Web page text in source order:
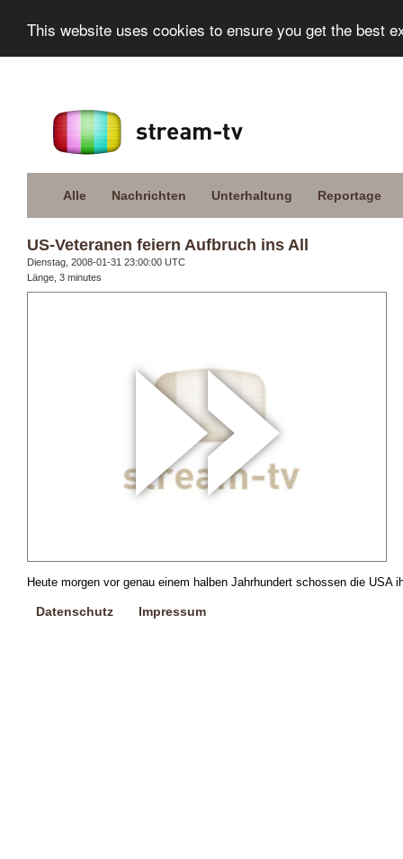
This website uses cookies to ensure you get the best
Alle Nachrichten Unterhaltung Reportage
US-Veteranen feiern Aufbruch ins All
Dienstag, 2008-01-31 23:00:00 UTC
Länge, 3 minutes
Heute morgen vor genau einem halben Jahrhundert schossen die
Datenschutz Impressum